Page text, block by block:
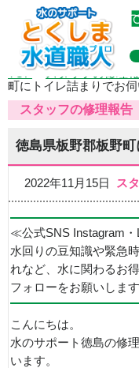
TOP>スタッフの修理報
町にトイレ詰まりでお
スタッフの修理報告
徳島県板野郡板野
2022年11月15日 ス
≪公式SNS Instagram
水回りの豆知識や緊急
れなど、水に関わるお
フォローをお願いします
こんにちは。
水のサポート徳島の修
います。